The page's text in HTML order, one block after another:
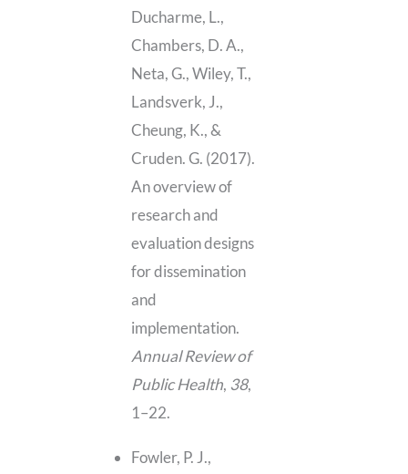
Ducharme, L.,
Chambers, D. A.,
Neta, G., Wiley, T.,
Landsverk, J.,
Cheung, K., &
Cruden. G. (2017).
An overview of
research and
evaluation designs
for dissemination
and
implementation.
Annual Review of
Public Health, 38,
1–22.
Fowler, P. J.,